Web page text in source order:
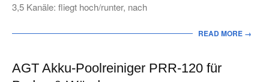
3,5 Kanäle: fliegt hoch/runter, nach
READ MORE →
AGT Akku-Poolreiniger PRR-120 für